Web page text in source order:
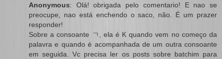
Anonymous: Olá! obrigada pelo comentario! E nao se
preocupe, nao está enchendo o saco, não. É um prazer
responder!
Sobre a consoante ㄱ, ela é K quando vem no começo da
palavra e quando é acompanhada de um outra consoante
em seguida. Vc precisa ler os posts sobre batchim para